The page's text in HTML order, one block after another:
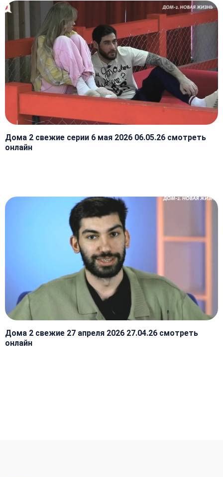
Дома 2 свежие серии 6 мая 2026 06.05.26 смотреть
онлайн
Дома 2 свежие 27 апреля 2026 27.04.26 смотреть
онлайн